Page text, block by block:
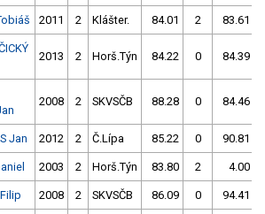
2011 2 Klášter. 84.01 2 83.61
2013 2 Horš.Týn 84.22 0 84.39
2008 2 SKVSČB 88.28 0 84.46
Jan 2012 2 Č.Lípa 85.22 0 90.81
2003 2 Horš.Týn 83.80 2 4.00
2008 2 SKVSČB 86.09 0 94.41